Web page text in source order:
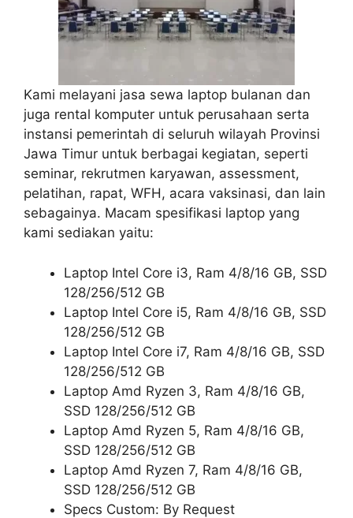
Kami melayani jasa sewa laptop bulanan dan
juga rental komputer untuk perusahaan serta
instansi pemerintah di seluruh wilayah Provinsi
Jawa Timur untuk berbagai kegiatan, seperti
seminar, rekrutmen karyawan, assessment,
pelatihan, rapat, WFH, acara vaksinasi, dan lain
sebagainya. Macam spesifikasi laptop yang
kami sediakan yaitu:
Laptop Intel Core i3, Ram 4/8/16 GB, SSD
128/256/512 GB
Laptop Intel Core i5, Ram 4/8/16 GB, SSD
128/256/512 GB
Laptop Intel Core i7, Ram 4/8/16 GB, SSD
128/256/512 GB
Laptop Amd Ryzen 3, Ram 4/8/16 GB,
SSD 128/256/512 GB
Laptop Amd Ryzen 5, Ram 4/8/16 GB,
SSD 128/256/512 GB
Laptop Amd Ryzen 7, Ram 4/8/16 GB,
SSD 128/256/512 GB
Specs Custom: By Request